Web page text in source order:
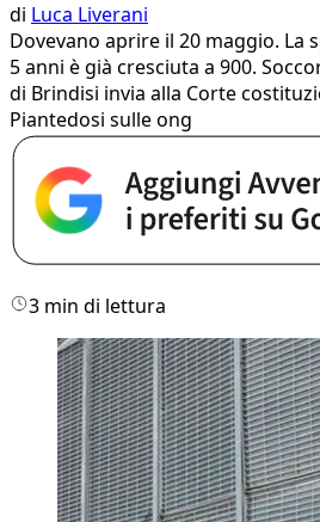
di Luca Liverani
Dovevano aprire il 20 maggio. La
5 anni è già cresciuta a 900.
di Brindisi invia alla Corte
Piantedosi sulle ong
3 min di lettura